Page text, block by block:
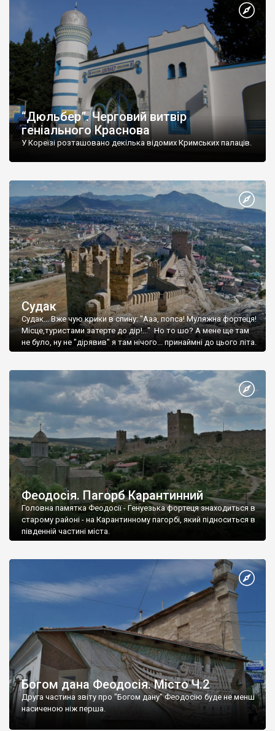
“Дюльбер”. Черговий витвір
геніального Краснова
У Кореїзі розташовано декілька відомих Кримських палаців.
Судак
Судак... Вже чую крики в спину: "Ааа, попса! Муляжна фортеця!
Місце,туристами затерте до дір!..." Но то шо? А мене ще там
не було, ну не "дірявив" я там нічого... принаймні до цього літа.
Феодосія. Пагорб Карантинний
Головна памятка Феодосії - Генуезька фортеця знаходиться в
старому районі - на Карантинному пагорбі, який підноситься в
південній частині міста.
Богом дана Феодосія. Місто Ч.2
Друга частина звіту про "Богом дану" Феодосію буде не менш
насиченою ніж перша.